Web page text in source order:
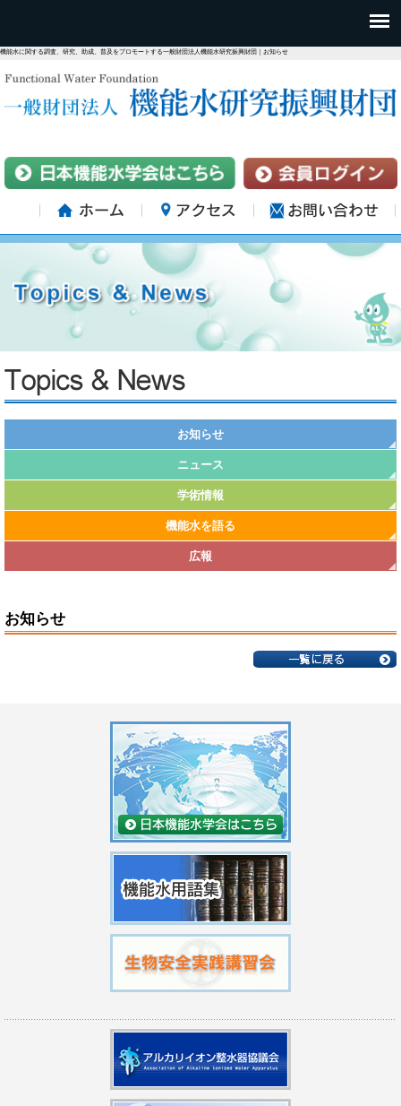
機能水に関する調査、研究、助成、普及をプロモートする一般財団法人機能水研究振興財団｜お知らせ
お知らせ
ニュース
学術情報
機能水を語る
広報
お知らせ